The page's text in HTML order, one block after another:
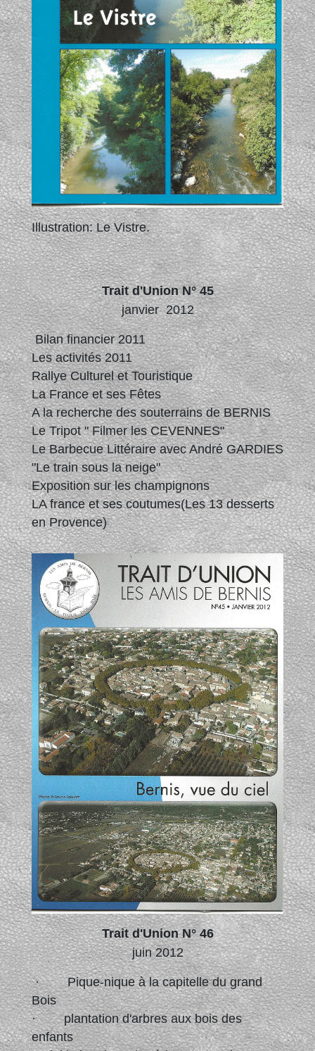
Illustration: Le Vistre.
Trait d'Union N° 45
janvier 2012
Bilan financier 2011
Les activités 2011
Rallye Culturel et Touristique
La France et ses Fêtes
A la recherche des souterrains de BERNIS
Le Tripot " Filmer les CEVENNES"
Le Barbecue Littéraire avec André GARDIES
"Le train sous la neige"
Exposition sur les champignons
LA france et ses coutumes(Les 13 desserts
en Provence)
Trait d'Union N° 46
juin 2012
· Pique-nique à la capitelle du grand
Bois
· plantation d'arbres aux bois des
enfants